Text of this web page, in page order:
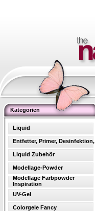
Kategorien
Liquid
Entfetter, Primer, Desinfektion,
Liquid Zubehör
Modellage-Powder
Modellage Farbpowder
Inspiration
UV-Gel
Colorgele Fancy